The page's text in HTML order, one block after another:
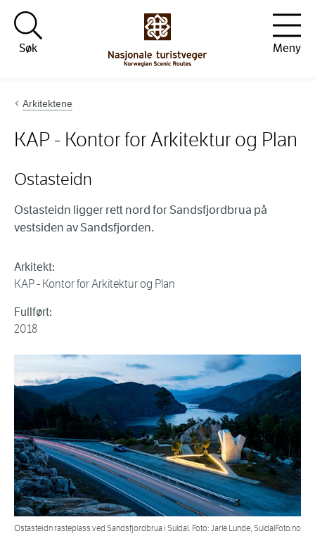
Hopp til innhold
Søk
Meny
Arkitektene
KAP - Kontor for Arkitektur og Plan
Ostasteidn
Ostasteidn ligger rett nord for Sandsfjordbrua på
vestsiden av Sandsfjorden.
Arkitekt:
KAP - Kontor for Arkitektur og Plan
Fullført:
2018
Ostasteidn rasteplass ved Sandsfjordbrua i Suldal. Foto: Jarle Lunde, SuldalFoto.no